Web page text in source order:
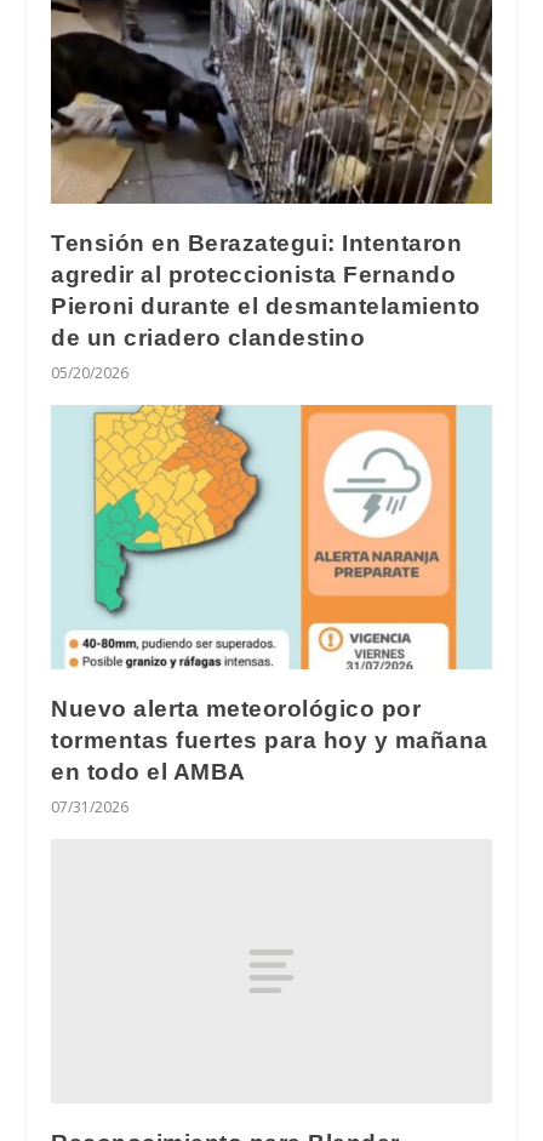
Tensión en Berazategui: Intentaron
agredir al proteccionista Fernando
Pieroni durante el desmantelamiento
de un criadero clandestino
05/20/2026
Nuevo alerta meteorológico por
tormentas fuertes para hoy y mañana
en todo el AMBA
07/31/2026